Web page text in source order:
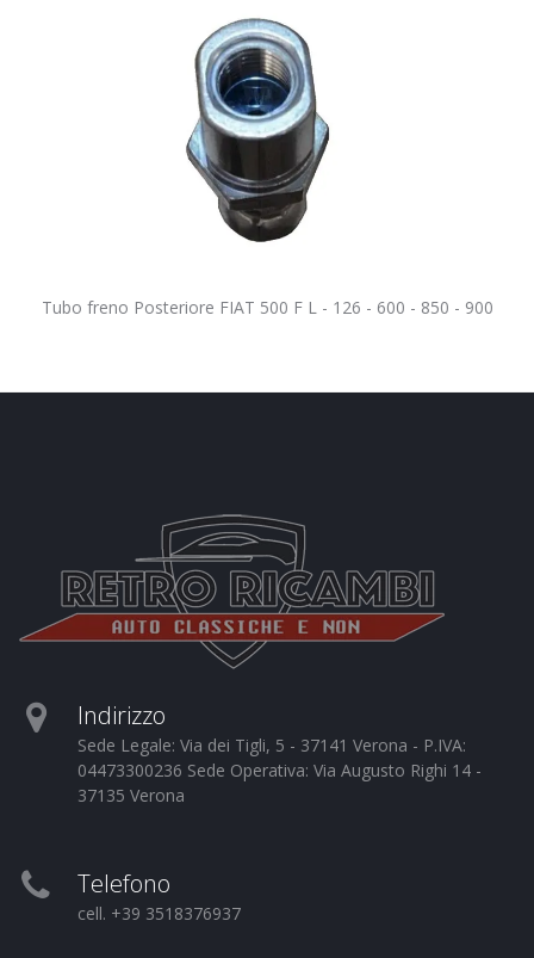
Tubo freno Posteriore FIAT 500 F L - 126 - 600 - 850 - 900
Indirizzo
Sede Legale: Via dei Tigli, 5 - 37141 Verona - P.IVA:
04473300236 Sede Operativa: Via Augusto Righi 14 -
37135 Verona
Telefono
cell. +39 3518376937